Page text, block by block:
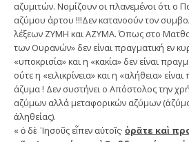
αζυμιτών. Νομίζουν οι πλανεμένοι ότι ο
αζύμου άρτου !!!Δεν κατανοούν τον
λέξεων ΖΥΜΗ και ΑΖΥΜΑ. Όπως στο
των Ουρανών» δεν είναι πραγματική εν
«υποκρισία» και η «κακία» δεν είναι
ούτε η «ειλικρίνεια» και η «αλήθεια»
άζυμα ! Δεν συστήνει ο Απόστολος την
αζύμων αλλά μεταφορικών αζύμων
ἀληθείας).
« ὁ δὲ ᾿Ιησοῦς εἶπεν αὐτοῖς· ὁρᾶτε καὶ